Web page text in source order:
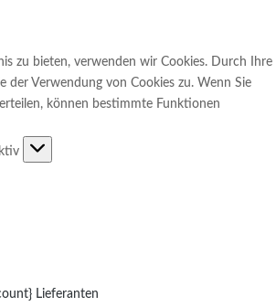
zu bieten, verwenden wir Cookies. Durch Ihre
der Verwendung von Cookies zu. Wenn Sie
können bestimmte Funktionen
Lieferanten